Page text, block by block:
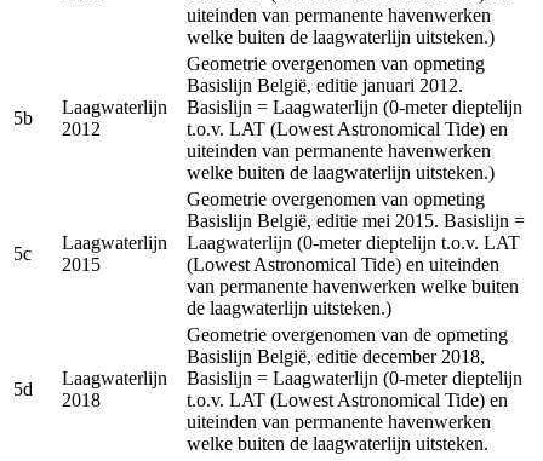
uiteinden van permanente havenwerken
welke buiten de laagwaterlijn uitsteken.)
5b
Laagwaterlijn
2012
Geometrie overgenomen van opmeting
Basislijn België, editie januari 2012.
Basislijn = Laagwaterlijn (0-meter dieptelijn
t.o.v. LAT (Lowest Astronomical Tide) en
uiteinden van permanente havenwerken
welke buiten de laagwaterlijn uitsteken.)
5c
Laagwaterlijn
2015
Geometrie overgenomen van opmeting
Basislijn België, editie mei 2015. Basislijn =
Laagwaterlijn (0-meter dieptelijn t.o.v. LAT
(Lowest Astronomical Tide) en uiteinden
van permanente havenwerken welke buiten
de laagwaterlijn uitsteken.)
5d
Laagwaterlijn
2018
Geometrie overgenomen van de opmeting
Basislijn België, editie december 2018,
Basislijn = Laagwaterlijn (0-meter dieptelijn
t.o.v. LAT (Lowest Astronomical Tide) en
uiteinden van permanente havenwerken
welke buiten de laagwaterlijn uitsteken.